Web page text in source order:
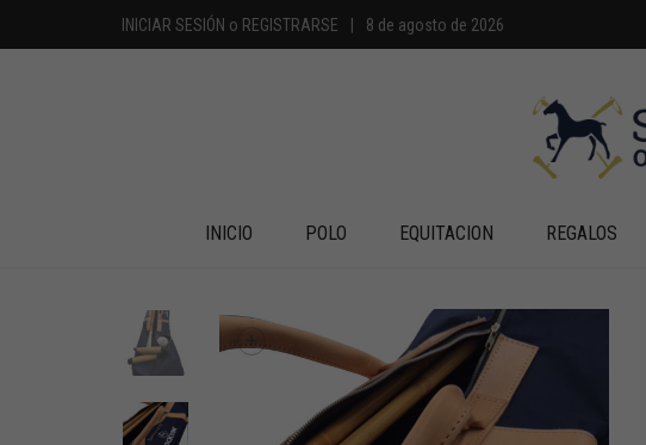
INICIAR SESIÓN o REGISTRARSE | 8 de agosto de 2026
INICIO POLO EQUITACION REGALOS